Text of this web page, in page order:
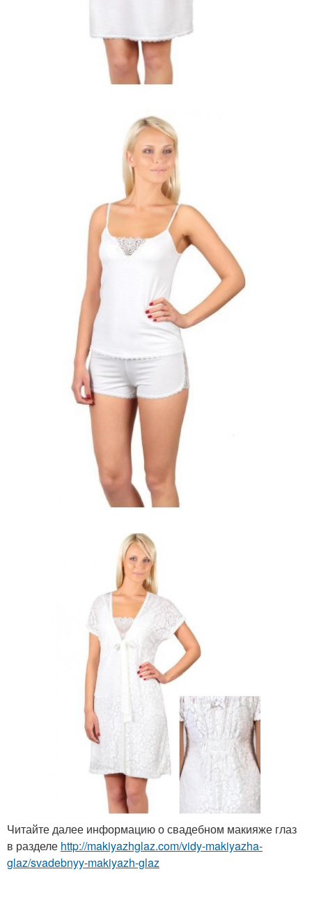
Читайте далее информацию о свадебном макияже глаз
в разделе http://makiyazhglaz.com/vidy-makiyazha-
glaz/svadebnyy-makiyazh-glaz